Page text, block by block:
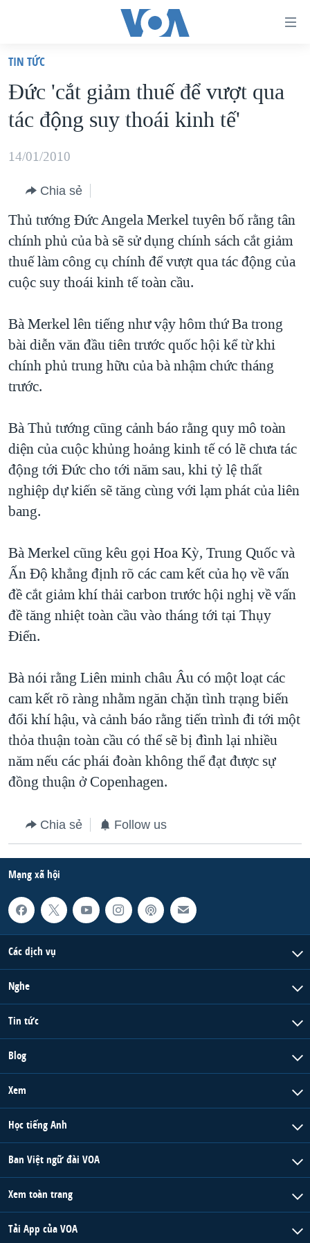
truy
cập
Tới
dung
chính
điều
hướng
chính
Đi
"Tìm"
VIỆT NAM
HOA KỲ
BIỂN ĐÔNG
BLOG
DIỄN ĐÀN
MỤC
TỰ DO BÁO CHÍ
NGƯỜI VIỆT HẢI NGOẠI
ĐỜI SỐNG
KINH TẾ
SỨC KHOẺ
VĂN HOÁ
THỂ THAO
GIÁO DỤC
CHUYÊN ĐỀ
HÀNH TRÌNH BẦU CỬ 2024
MỘT NĂM CHIẾN TRANH TẠI DẢI GAZA
GIẢI MÃ VÀNH ĐAI & CON ĐƯỜNG
TRỊNH VĨNH BÌNH - NGƯỜI HẠ 'BÊN THẮNG CUỘC'
GROUND ZERO – XƯA VÀ NAY
CHI PHÍ CHIẾN TRANH AFGHANISTAN
CÁC GIÁ TRỊ CỘNG HÒA Ở VIỆT NAM
TRỊNH VĨNH BÌNH VS. CHÍNH PHỦ VIỆT NAM
NGƯ DÂN VIỆT VÀ LÀN SÓNG TRỘM HẢI SÂM
BÊN KIA QUỐC LỘ: TIẾNG VỌNG TỪ NÔNG THÔN MỸ
QUAN HỆ VIỆT MỸ
VIDEO
NGHE
MẠNG XÃ HỘI
Ngôn ngữ khác
TIN TỨC
Đức 'cắt giảm thuế để vượt qua
tác động suy thoái kinh tế'
14/01/2010
Chia sẻ
Thủ tướng Đức Angela Merkel tuyên bố rằng tân
chính phủ của bà sẽ sử dụng chính sách cắt giảm
thuế làm công cụ chính để vượt qua tác động của
cuộc suy thoái kinh tế toàn cầu.
Bà Merkel lên tiếng như vậy hôm thứ Ba trong
bài diễn văn đầu tiên trước quốc hội kể từ khi
chính phủ trung hữu của bà nhậm chức tháng
trước.
Bà Thủ tướng cũng cảnh báo rằng quy mô toàn
diện của cuộc khủng hoảng kinh tế có lẽ chưa tác
động tới Đức cho tới năm sau, khi tỷ lệ thất
nghiệp dự kiến sẽ tăng cùng với lạm phát của liên
bang.
Bà Merkel cũng kêu gọi Hoa Kỳ, Trung Quốc và
Ấn Độ khẳng định rõ các cam kết của họ về vấn
đề cắt giảm khí thải carbon trước hội nghị về vấn
đề tăng nhiệt toàn cầu vào tháng tới tại Thụy
Điển.
Bà nói rằng Liên minh châu Âu có một loạt các
cam kết rõ ràng nhằm ngăn chặn tình trạng biến
đổi khí hậu, và cảnh báo rằng tiến trình đi tới một
thỏa thuận toàn cầu có thể sẽ bị đình lại nhiều
năm nếu các phái đoàn không thể đạt được sự
đồng thuận ở Copenhagen.
Chia sẻ Follow us
Mạng xã hội
Các dịch vụ
Nghe
Tin tức
Blog
Xem
Học tiếng Anh
Ban Việt ngữ đài VOA
Xem toàn trang
Tải App của VOA